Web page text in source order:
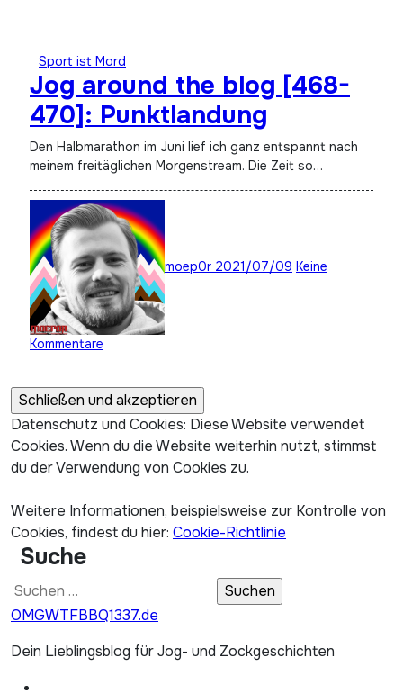
Sport ist Mord
Jog around the blog [468-
470]: Punktlandung
Den Halbmarathon im Juni lief ich ganz entspannt nach
meinem freitäglichen Morgenstream. Die Zeit so…
moep0r 2021/07/09 Keine
Kommentare
Datenschutz und Cookies: Diese Website verwendet
Cookies. Wenn du die Website weiterhin nutzt, stimmst
du der Verwendung von Cookies zu.
Weitere Informationen, beispielsweise zur Kontrolle von
Cookies, findest du hier: Cookie-Richtlinie
Suche
Suchen
nach:
OMGWTFBBQ1337.de
Dein Lieblingsblog für Jog- und Zockgeschichten